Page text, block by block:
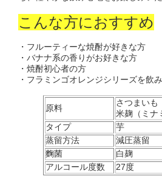
こんな方におすすめ
・フルーティーな焼酎が好きな方
・バナナ系の香りがお好きな方
・焼酎初心者の方
・フラミンゴオレンジシリーズを飲
原料
さつまいも
米麹（ミ
タイプ
芋
蒸留方法
減圧蒸留
麴菌
白麹
アルコール度数
27度